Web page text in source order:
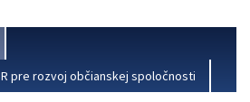
pre rozvoj občianskej spoločnosti